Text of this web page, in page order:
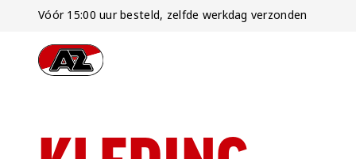
Vóór 15:00 uur besteld, zelfde werkdag verzonden
Ga naar onze homepage